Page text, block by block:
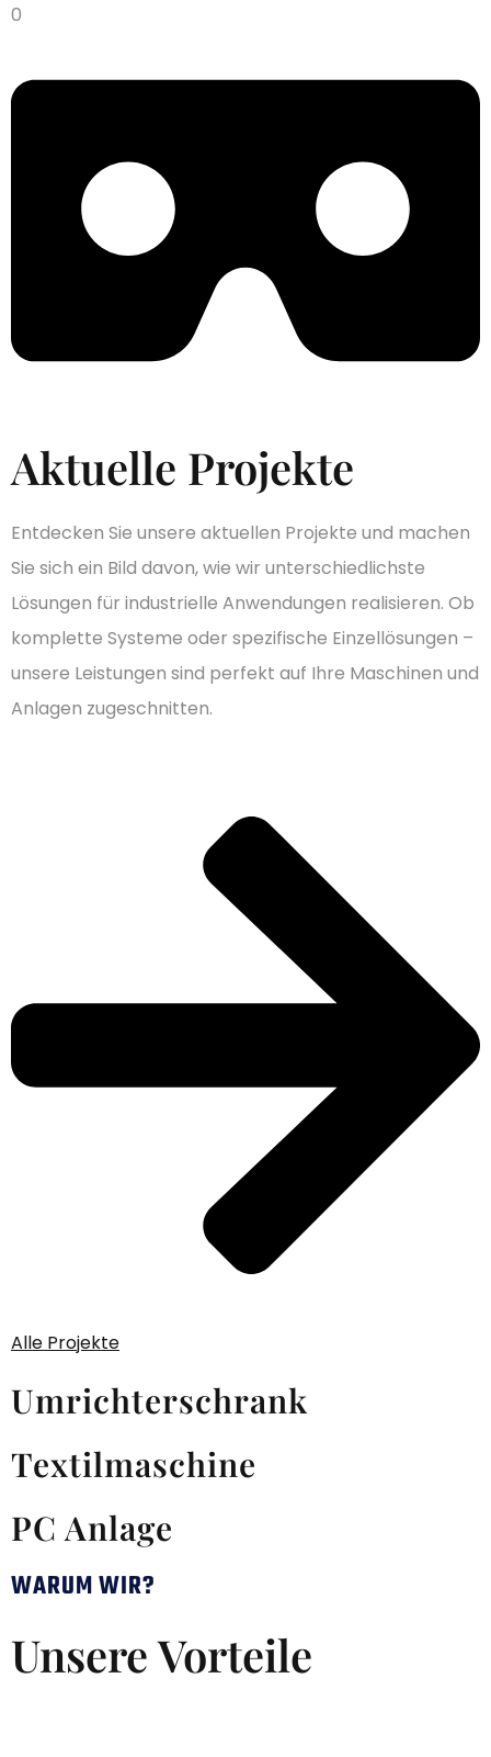
0
Aktuelle Projekte
Entdecken Sie unsere aktuellen Projekte und machen
Sie sich ein Bild davon, wie wir unterschiedlichste
Lösungen für industrielle Anwendungen realisieren. Ob
komplette Systeme oder spezifische Einzellösungen –
unsere Leistungen sind perfekt auf Ihre Maschinen und
Anlagen zugeschnitten.
Alle Projekte
Umrichterschrank
Textilmaschine
PC Anlage
WARUM WIR?
Unsere Vorteile